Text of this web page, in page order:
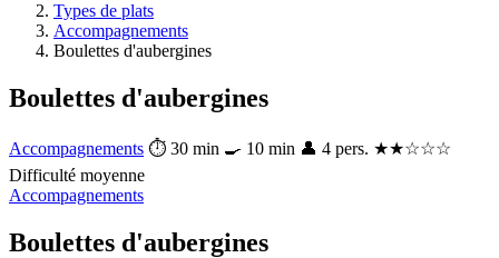
Types de plats
Accompagnements
Boulettes d'aubergines
Boulettes d'aubergines
Accompagnements ⏱ 30 min 🍳 10 min 👤 4 pers. ★★☆☆☆
Difficulté moyenne
Accompagnements
Boulettes d'aubergines